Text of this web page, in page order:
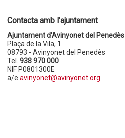
Contacta amb l'ajuntament
Ajuntament d'Avinyonet del Penedès
Plaça de la Vila, 1
08793 - Avinyonet del Penedès
Tel. 938 970 000
NIF P0801300E
a/e avinyonet@avinyonet.org